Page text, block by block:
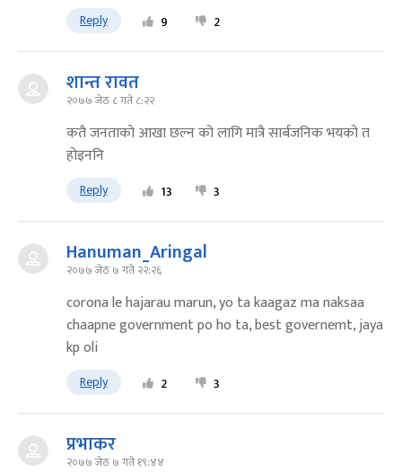
Reply 9 2
शान्त रावत
२०७७ जेठ ८ गते ८:२२
कतै जनताको आखा छल्न को लागि मात्रै सार्बजनिक भयको त
होइननि
Reply 13 3
Hanuman_Aringal
२०७७ जेठ ७ गते २२:२६
corona le hajarau marun, yo ta kaagaz ma naksaa
chaapne government po ho ta, best governemt, jaya
kp oli
Reply 2 3
प्रभाकर
२०७७ जेठ ७ गते १९:४४